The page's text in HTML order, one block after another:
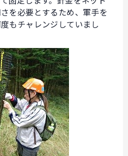
を必要とするため、軍手を
もチャレンジしていまし